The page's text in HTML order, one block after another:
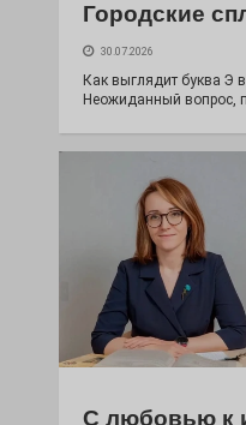
Городские
30.07.2026
Как выглядит буква Э
Неожиданный вопрос,
С любовью к